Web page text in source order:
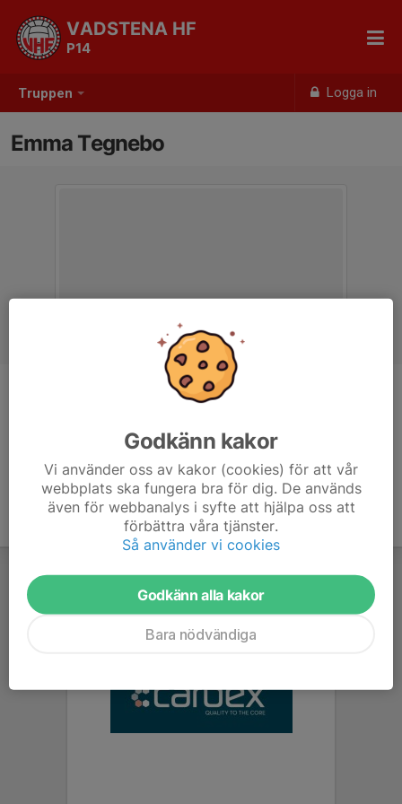
Truppen Logga in
VADSTENA HF
P14
Emma Tegnebo
Godkänn kakor
Vi använder oss av kakor (cookies) för att vår
webbplats ska fungera bra för dig. De används
även för webbanalys i syfte att hjälpa oss att
förbättra våra tjänster.
Så använder vi cookies
Godkänn alla kakor
Bara nödvändiga